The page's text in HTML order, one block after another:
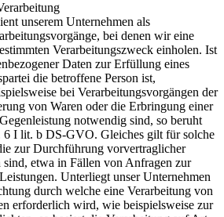
unserem Unternehmen als
bei denen wir eine
Verarbeitungszweck einholen. Ist
Daten zur Erfüllung eines
die betroffene Person ist,
bei Verarbeitungsvorgängen der
von Waren oder die Erbringung einer
notwendig sind, so beruht
6 I lit. b DS-GVO. Gleiches gilt für solche
zur Durchführung vorvertraglicher
etwa in Fällen von Anfragen zur
Unterliegt unser Unternehmen
durch welche eine Verarbeitung von
erforderlich wird, wie beispielsweise zur